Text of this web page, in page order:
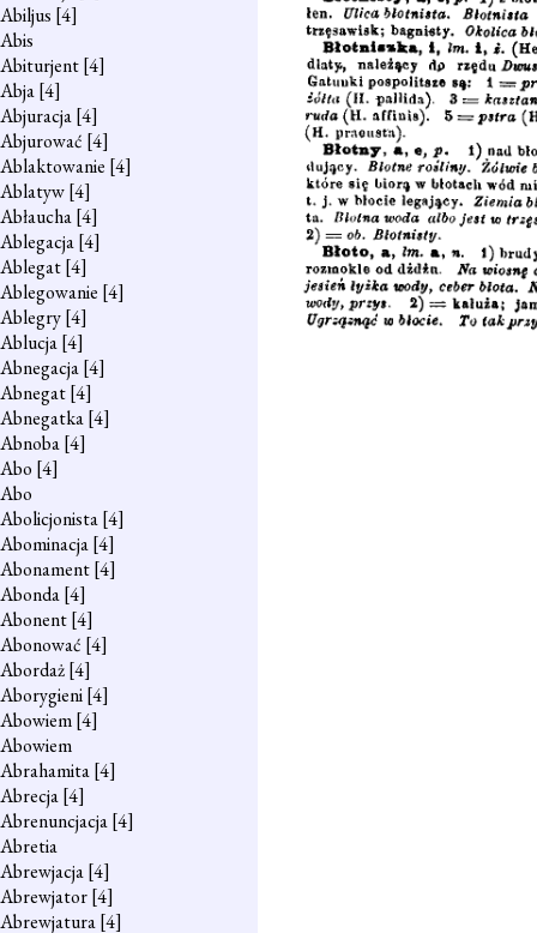
Abiljus [4]
Abis
Abiturjent[4]
Abja[4]
Abjuracja[4]
Abjurować [4]
Ablaktowanie [4]
Ablatyw[4]
Abłaucha[4]
Ablegacja[4]
Ablegat[4]
Ablegowanie [4]
Ablegry[4]
Ablucja[4]
Abnegacja[4]
Abnegat[4]
Abnegatka[4]
Abnoba[4]
Abo [4]
Abo
Abolicjonista[4]
Abominacja[4]
Abonament[4]
Abonda[4]
Abonent[4]
Abonować [4]
Abordaż[4]
Aborygieni[4]
Abowiem[4]
Abowiem
Abrahamita[4]
Abrecja[4]
Abrenuncjacja[4]
Abretia
Abrewjacja[4]
Abrewjator[4]
Abrewjatura[4]